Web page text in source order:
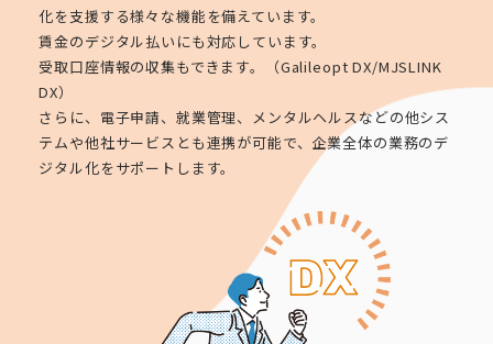
化を支援する様々な機能を備えています。
賃金のデジタル払いにも対応しています。
受取口座情報の収集もできます。（Galileopt DX/MJSLINK
DX）
さらに、電子申請、就業管理、メンタルヘルスなどの他シス
テムや他社サービスとも連携が可能で、企業全体の業務のデ
ジタル化をサポートします。